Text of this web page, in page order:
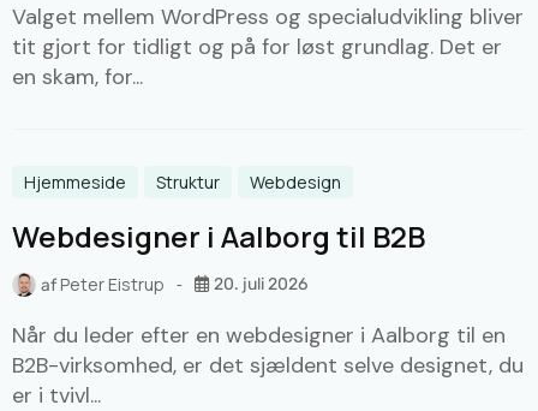
Valget mellem WordPress og specialudvikling bliver
tit gjort for tidligt og på for løst grundlag. Det er
en skam, for...
Hjemmeside Struktur Webdesign
Webdesigner i Aalborg til B2B
afPeter Eistrup 20. juli 2026
Når du leder efter en webdesigner i Aalborg til en
B2B-virksomhed, er det sjældent selve designet, du
er i tvivl...